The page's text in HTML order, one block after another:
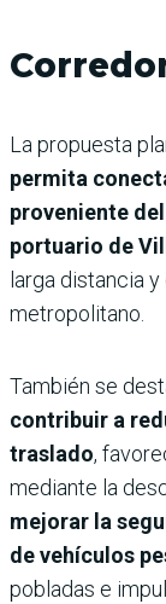
La propuesta
permita
proveniente
portuario de
larga distancia
metropolitano.
También se
contribuir a
traslado,
mediante la
mejorar la
de vehículos
pobladas e